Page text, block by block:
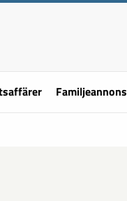
Familjeannons